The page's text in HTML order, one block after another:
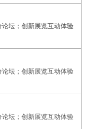
坛；创新展览互动体验
坛；创新展览互动体验
坛；创新展览互动体验